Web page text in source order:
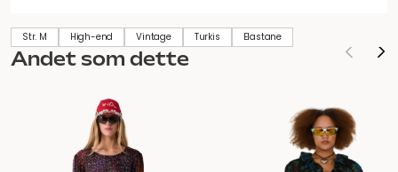
Str. M High-end Vintage Turkis Elastane
Andet som dette